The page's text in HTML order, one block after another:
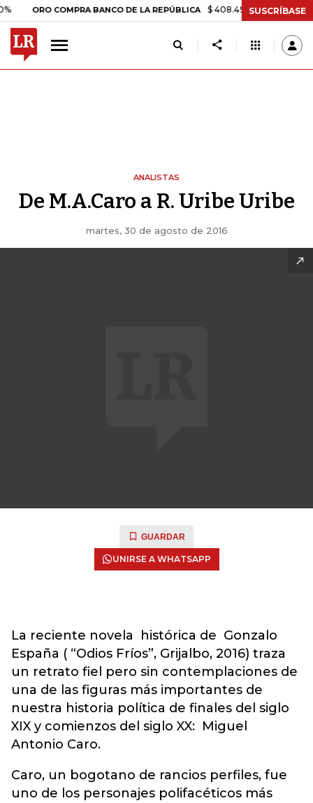
ORO COMPRA BANCO DE LA REPÚBLICA $ 408.498,97 +$ 8.753,81
SUSCRÍBASE
ANALISTAS
De M.A.Caro a R. Uribe Uribe
martes, 30 de agosto de 2016
GUARDAR
UNIRSE A WHATSAPP
La reciente novela histórica de Gonzalo
España ( “Odios Fríos”, Grijalbo, 2016) traza
un retrato fiel pero sin contemplaciones de
una de las figuras más importantes de
nuestra historia política de finales del siglo
XIX y comienzos del siglo XX: Miguel
Antonio Caro.
Caro, un bogotano de rancios perfiles, fue
uno de los personajes polifacéticos más